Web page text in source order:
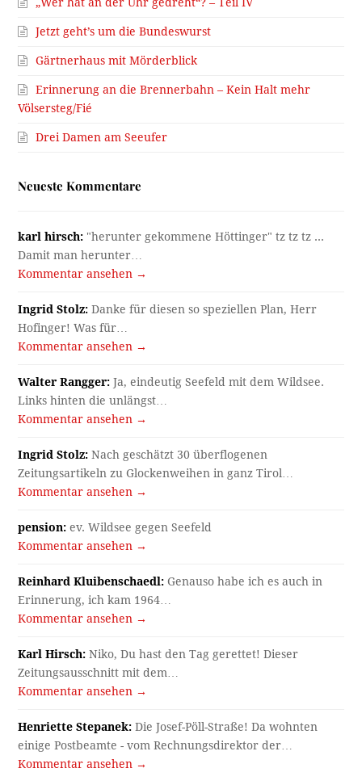
Jetzt geht’s um die Bundeswurst
Gärtnerhaus mit Mörderblick
Erinnerung an die Brennerbahn – Kein Halt mehr
Völsersteg/Fié
Drei Damen am Seeufer
Neueste Kommentare
karl hirsch: "herunter gekommene Höttinger" tz tz tz ...
Damit man herunter…
Kommentar ansehen →
Ingrid Stolz: Danke für diesen so speziellen Plan, Herr
Hofinger! Was für…
Kommentar ansehen →
Walter Rangger: Ja, eindeutig Seefeld mit dem Wildsee.
Links hinten die unlängst…
Kommentar ansehen →
Ingrid Stolz: Nach geschätzt 30 überflogenen
Zeitungsartikeln zu Glockenweihen in ganz Tirol…
Kommentar ansehen →
pension: ev. Wildsee gegen Seefeld
Kommentar ansehen →
Reinhard Kluibenschaedl: Genauso habe ich es auch in
Erinnerung, ich kam 1964…
Kommentar ansehen →
Karl Hirsch: Niko, Du hast den Tag gerettet! Dieser
Zeitungsausschnitt mit dem…
Kommentar ansehen →
Henriette Stepanek: Die Josef-Pöll-Straße! Da wohnten
einige Postbeamte - vom Rechnungsdirektor der…
Kommentar ansehen →